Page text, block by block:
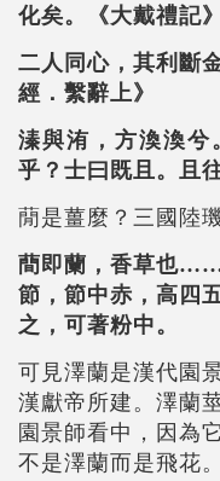
化矣。《大戴禮記
二人同心，其利斷
經．繫辭上》
溱與洧，方渙渙兮
乎？士曰既且。且
蕑是薑麼？三國陸
蕳即蘭，香草也
節，節中赤，高四
之，可著粉中。
可見澤蘭是漢代園
漢獻帝所建。澤蘭
園景師看中，因為
不是澤蘭而是飛花。